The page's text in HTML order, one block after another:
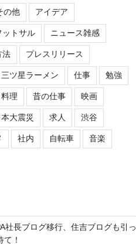
の他 アイデア
ットサル ニュース雑感
法 プレスリリース
三ツ星ラーメン 仕事 勉強
料理 昔の仕事 映画
大震災 求人 渋谷
社内 自転車 音楽
社長ブログ移行、住吉ブログも引っ
！